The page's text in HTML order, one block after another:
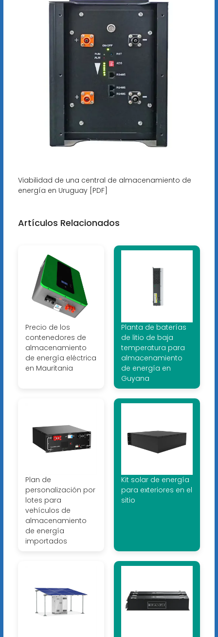
Viabilidad de una central de almacenamiento de
energía en Uruguay [PDF]
Artículos Relacionados
Precio de los
contenedores de
almacenamiento
de energía eléctrica
en Mauritania
Planta de baterías
de litio de baja
temperatura para
almacenamiento
de energía en
Guyana
Plan de
personalización por
lotes para
vehículos de
almacenamiento
de energía
importados
Kit solar de energía
para exteriores en el
sitio